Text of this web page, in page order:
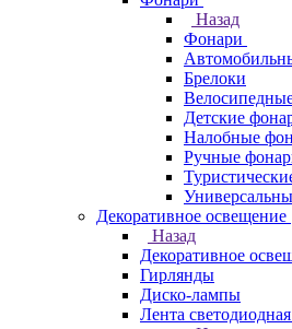
Назад
Фонари
Брелоки
Детские
Налобные
Ручные
Декоративное освещение
Назад
Декоративное
Гирлянды
Диско-лампы
Лента светодиодная